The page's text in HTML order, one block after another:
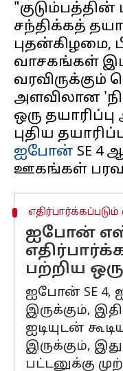
"குடும்பத்தின்
சந்திக்கத்
புதன்கிழமை,
வாசகங்கள்
வரவிருக்கும்
அளவிலான
ஒரு
புதிய
ஐபோன் SE 4
எதிர்பார்க்கப்படும்
ஐபோன்
பற்றிய
ஐபோன் SE
இருக்கும்,
ஐடியுடன்
இருக்கும்,
பட்டனுக்கு